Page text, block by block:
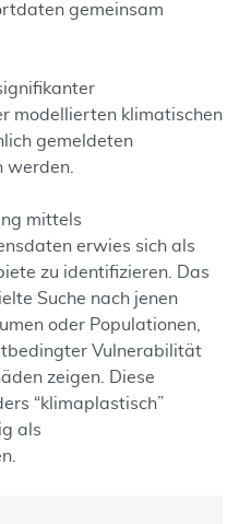
gemeinsam
modellierten klimatischen
gemeldeten
werden.
mittels
erwies sich als
zu identifizieren. Das
Suche nach jenen
oder Populationen,
Vulnerabilität
zeigen. Diese
“klimaplastisch”
als